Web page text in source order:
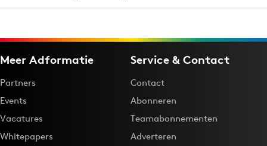
Meer Adformatie
Partners
Events
Vacatures
Whitepapers
Service & Contact
Contact
Abonneren
Teamabonnementen
Adverteren